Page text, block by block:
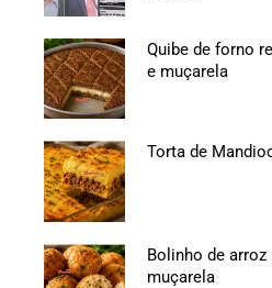
Quibe de forno
e muçarela
Torta de
Bolinho de
muçarela